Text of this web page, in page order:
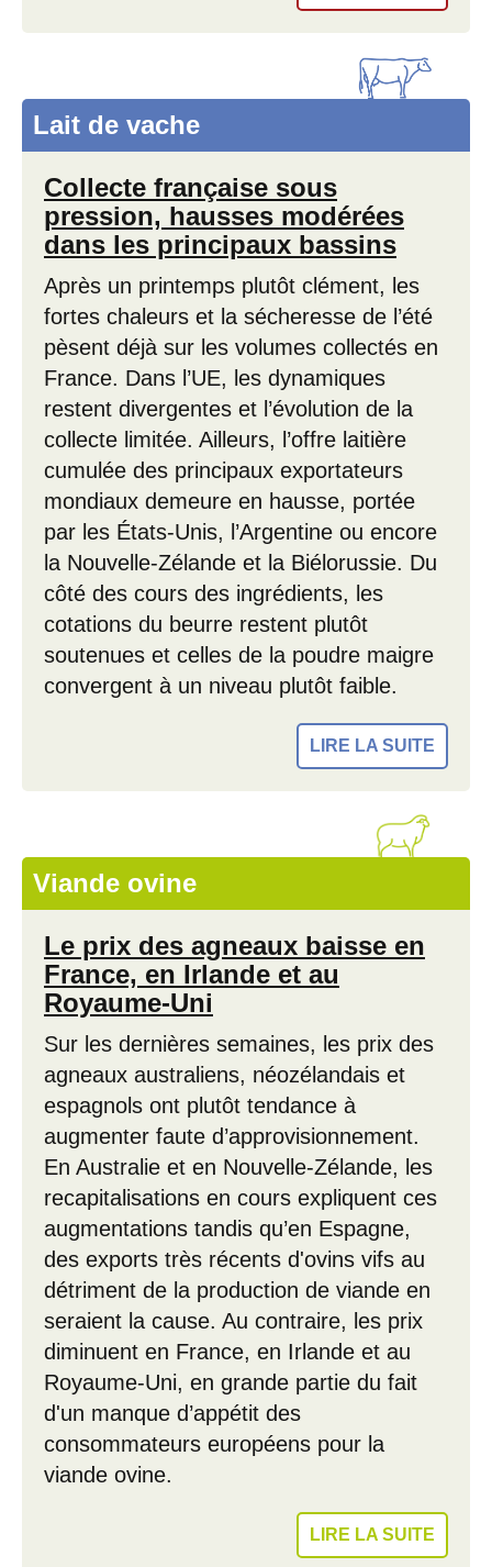
Lait de vache
Collecte française sous
pression, hausses modérées
dans les principaux bassins
Après un printemps plutôt clément, les
fortes chaleurs et la sécheresse de l’été
pèsent déjà sur les volumes collectés en
France. Dans l’UE, les dynamiques
restent divergentes et l’évolution de la
collecte limitée. Ailleurs, l’offre laitière
cumulée des principaux exportateurs
mondiaux demeure en hausse, portée
par les États-Unis, l’Argentine ou encore
la Nouvelle-Zélande et la Biélorussie. Du
côté des cours des ingrédients, les
cotations du beurre restent plutôt
soutenues et celles de la poudre maigre
convergent à un niveau plutôt faible.
LIRE LA SUITE
Viande ovine
Le prix des agneaux baisse en
France, en Irlande et au
Royaume-Uni
Sur les dernières semaines, les prix des
agneaux australiens, néozélandais et
espagnols ont plutôt tendance à
augmenter faute d’approvisionnement.
En Australie et en Nouvelle-Zélande, les
recapitalisations en cours expliquent ces
augmentations tandis qu’en Espagne,
des exports très récents d'ovins vifs au
détriment de la production de viande en
seraient la cause. Au contraire, les prix
diminuent en France, en Irlande et au
Royaume-Uni, en grande partie du fait
d'un manque d’appétit des
consommateurs européens pour la
viande ovine.
LIRE LA SUITE